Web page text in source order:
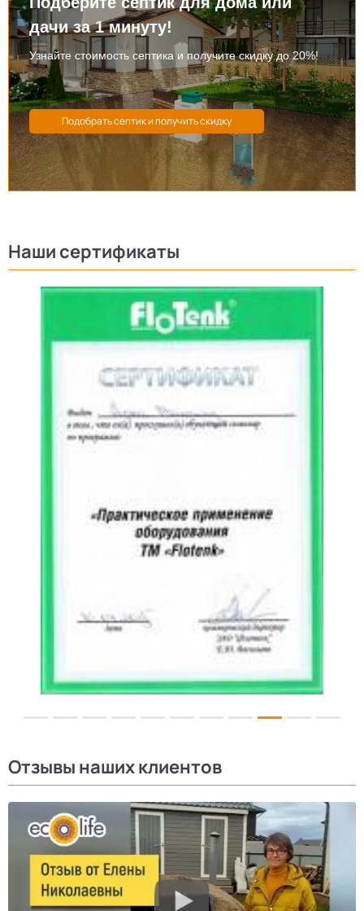
дачи за 1 минуту!
Узнайте стоимость септика и получите скидку до 20%!
Наши сертификаты
Отзывы наших клиентов